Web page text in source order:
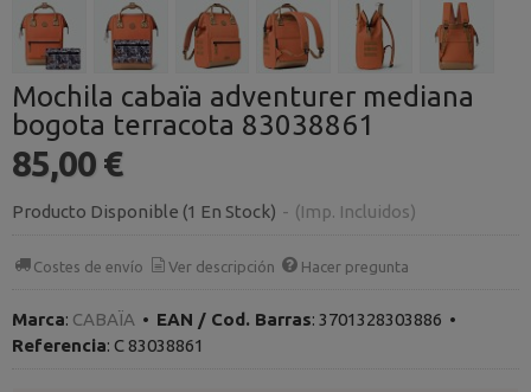
Mochila cabaïa adventurer mediana
bogota terracota 83038861
85,00 €
Producto Disponible (1 En Stock) - (Imp. Incluidos)
Costes de envío Ver descripción Hacer pregunta
Marca: CABAÏA • EAN / Cod. Barras: 3701328303886 •
Referencia: C 83038861